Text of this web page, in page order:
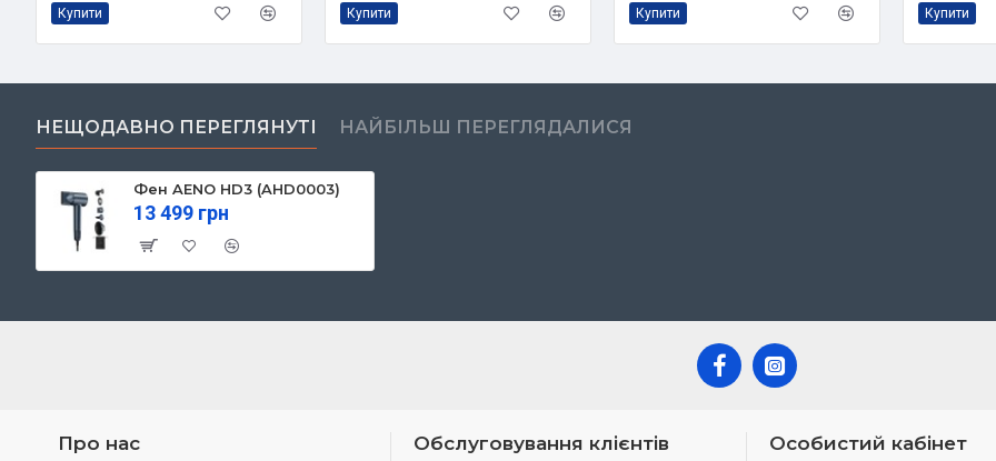
Купити Купити Купити Купити
НЕЩОДАВНО ПЕРЕГЛЯНУТІ НАЙБІЛЬШ ПЕРЕГЛЯДАЛИСЯ
Фен AENO HD3 (AHD0003)
13 499 грн
Про нас Обслуговування клієнтів Особистий кабінет